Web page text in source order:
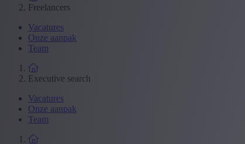
Freelancers
Vacatures
Onze aanpak
Team
Executive search
Vacatures
Onze aanpak
Team